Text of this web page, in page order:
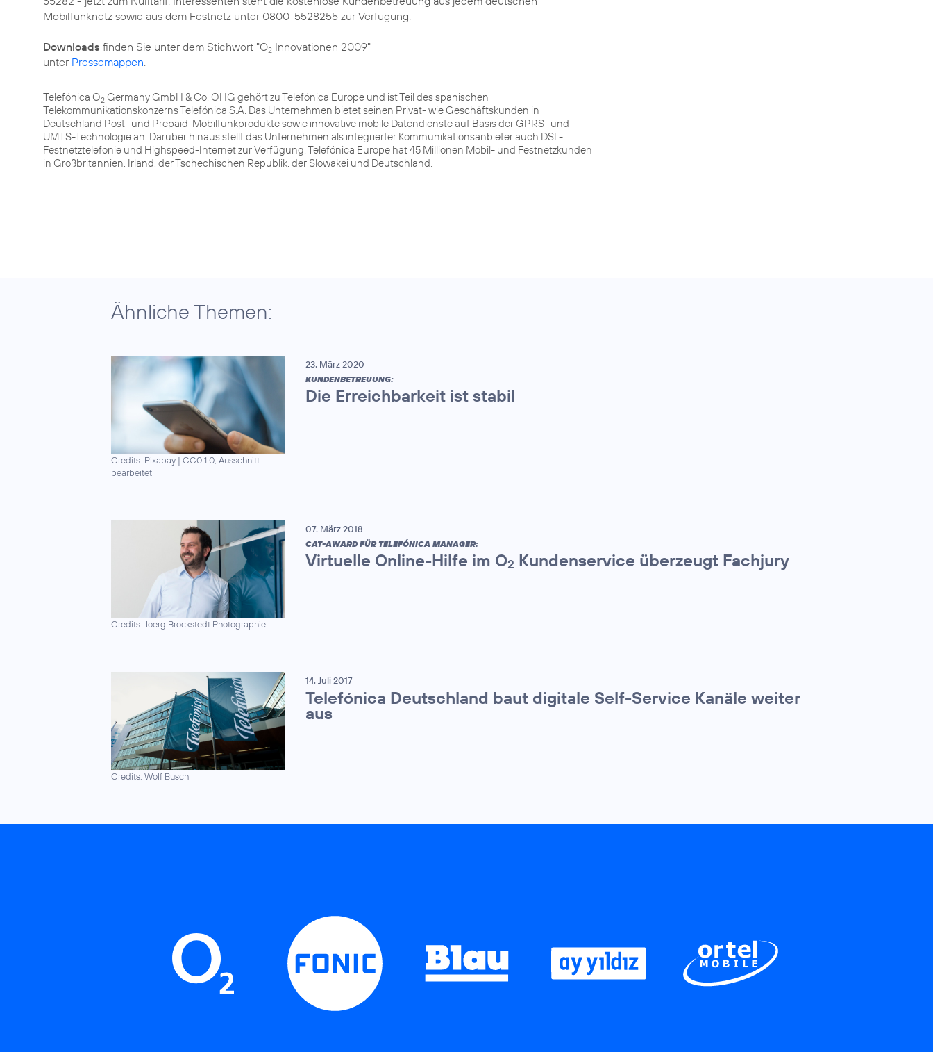
Mobilfunknetz sowie aus dem Festnetz unter 0800-5528255 zur Verfügung.
Downloads finden Sie unter dem Stichwort "O2 Innovationen 2009"
unter Pressemappen.
Telefónica O2 Germany GmbH & Co. OHG gehört zu Telefónica Europe und ist Teil des spanischen
Telekommunikationskonzerns Telefónica S.A. Das Unternehmen bietet seinen Privat- wie Geschäftskunden in
Deutschland Post- und Prepaid-Mobilfunkprodukte sowie innovative mobile Datendienste auf Basis der GPRS- und
UMTS-Technologie an. Darüber hinaus stellt das Unternehmen als integrierter Kommunikationsanbieter auch DSL-
Festnetztelefonie und Highspeed-Internet zur Verfügung. Telefónica Europe hat 45 Millionen Mobil- und Festnetzkunden
in Großbritannien, Irland, der Tschechischen Republik, der Slowakei und Deutschland.
Ähnliche Themen:
Credits: Pixabay | CC0 1.0, Ausschnitt
bearbeitet
23. März 2020
KUNDENBETREUUNG:
Die Erreichbarkeit ist stabil
Credits: Joerg Brockstedt Photographie
07. März 2018
CAT-AWARD FÜR TELEFÓNICA MANAGER:
Virtuelle Online-Hilfe im O2 Kundenservice überzeugt Fachjury
Credits: Wolf Busch
14. Juli 2017
Telefónica Deutschland baut digitale Self-Service Kanäle weiter
aus